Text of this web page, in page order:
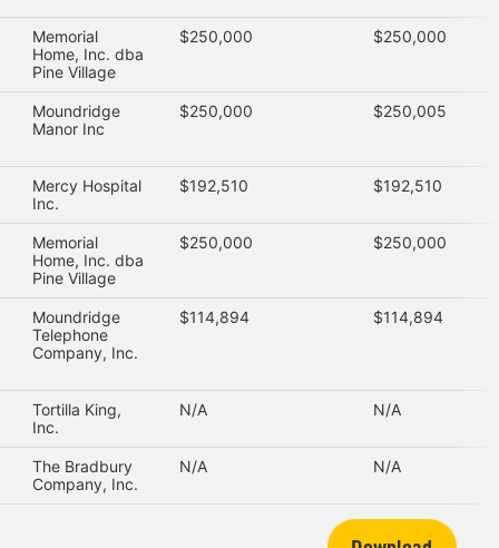
Memorial
Home, Inc. dba
Pine Village
$250,000 $250,000
Moundridge
Manor Inc
$250,000 $250,005
Mercy Hospital
Inc.
$192,510 $192,510
Memorial
Home, Inc. dba
Pine Village
$250,000 $250,000
Moundridge
Telephone
Company, Inc.
$114,894 $114,894
Tortilla King,
Inc.
N/A N/A
The Bradbury
Company, Inc.
N/A N/A